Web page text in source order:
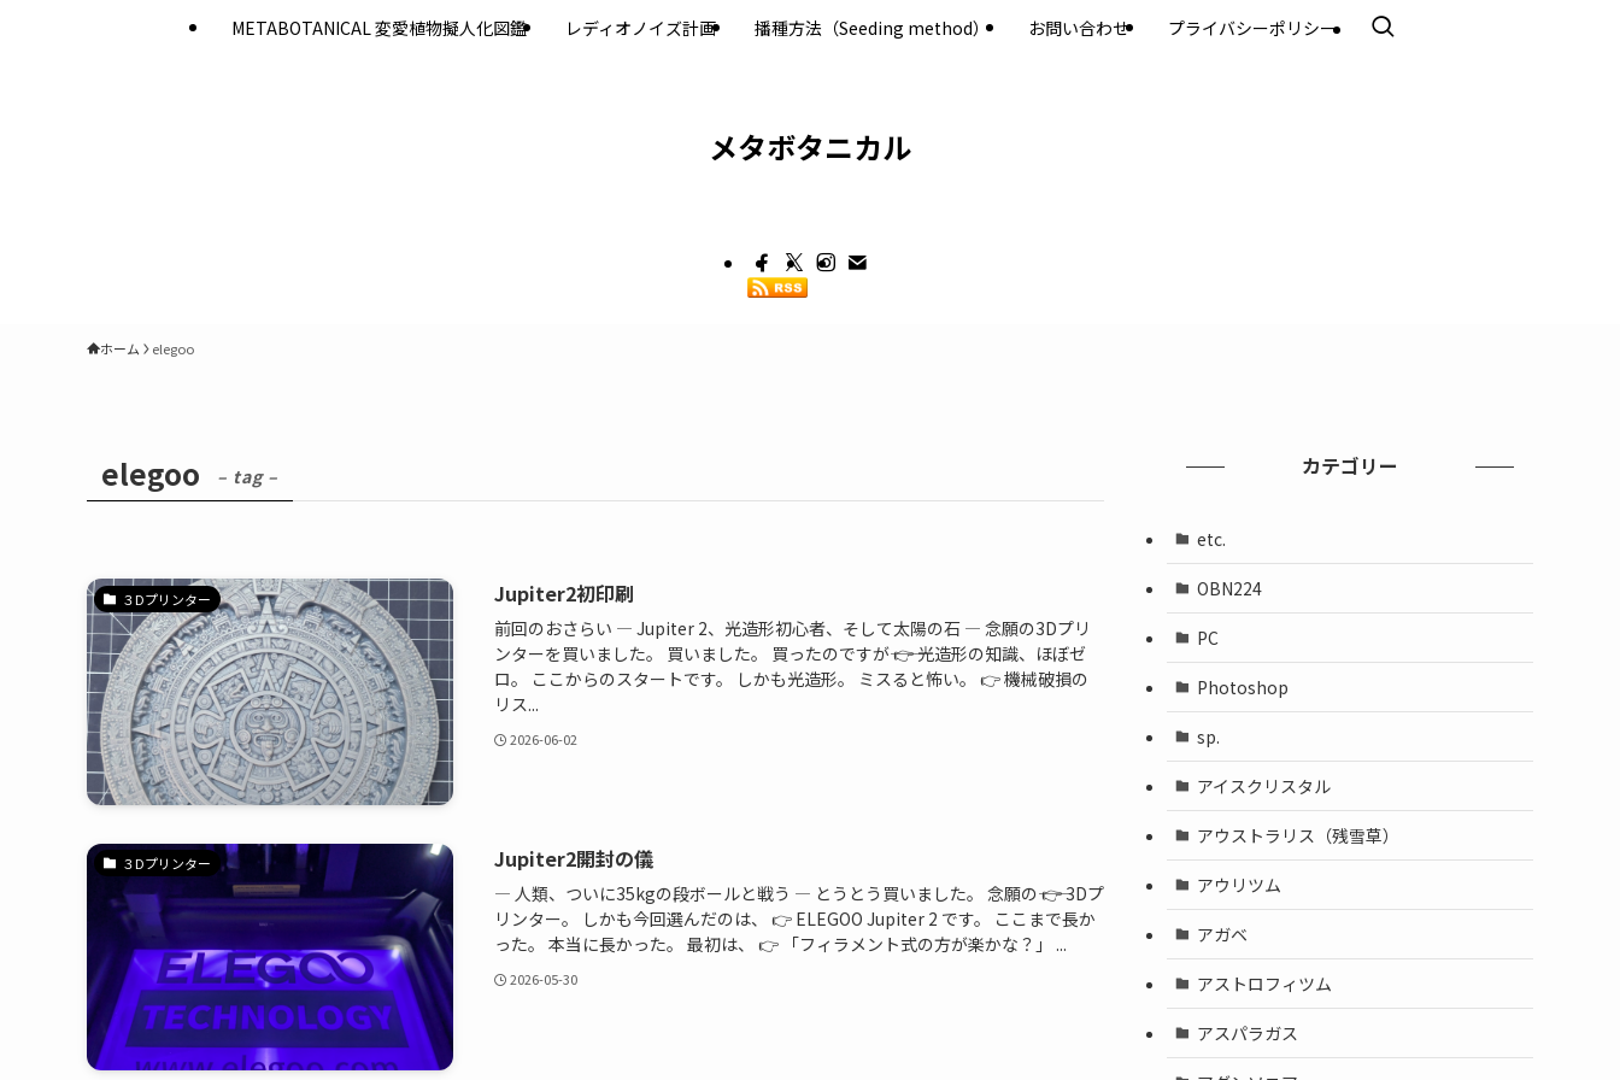
メタボタニカル
METABOTANICAL 変愛植物擬人化図鑑 レディオノイズ計画 播種方法（Seeding method） お問い合わせ プライバシーポリシー
ホーム elegoo
elegoo – tag –
３Dプリンター Jupiter2初印刷
前回のおさらい ― Jupiter 2、光造形初心者、そして太陽の石 ― 念願の3Dプリ
ンターを買いました。 買いました。 買ったのですが―― 👉 光造形の知識、ほぼゼ
ロ。 ここからのスタートです。 しかも光造形。 ミスると怖い。 👉 機械破損の
リス...
2026-06-02
３Dプリンター Jupiter2開封の儀
― 人類、ついに35kgの段ボールと戦う ― とうとう買いました。 念願の―― 👉 3Dプ
リンター。 しかも今回選んだのは、 👉 ELEGOO Jupiter 2 です。 ここまで長か
った。 本当に長かった。 最初は、 👉 「フィラメント式の方が楽かな？」 ...
2026-05-30
カテゴリー
etc.
OBN224
PC
Photoshop
sp.
アイスクリスタル
アウストラリス（残雪草）
アウリツム
アガベ
アストロフィツム
アスパラガス